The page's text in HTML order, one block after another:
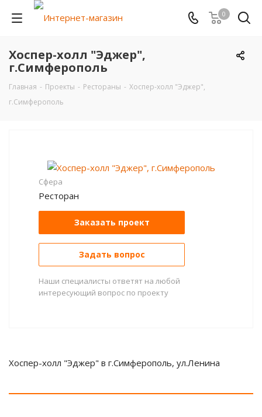
0
Хоспер-холл "Эджер",
г.Симферополь
Главная - Проекты - Рестораны - Хоспер-холл "Эджер",
г.Симферополь
Сфера
Ресторан
Заказать проект
Задать вопрос
Наши специалисты ответят на любой
интересующий вопрос по проекту
Хоспер-холл "Эджер" в г.Симферополь, ул.Ленина